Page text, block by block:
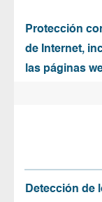
Protección
de Internet,
las páginas
Detección de